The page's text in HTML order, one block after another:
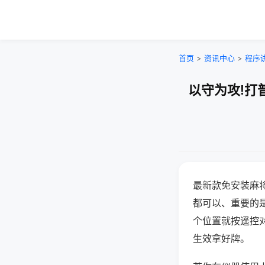
首页 > 资讯中心 > 程序
以守为攻!打
最新款免安装麻
都可以、重要的
个位置就按遥控
生效拿好牌。